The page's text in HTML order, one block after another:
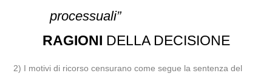
processuali”
RAGIONI DELLA DECISIONE
2) I motivi di ricorso censurano come segue la sentenza del